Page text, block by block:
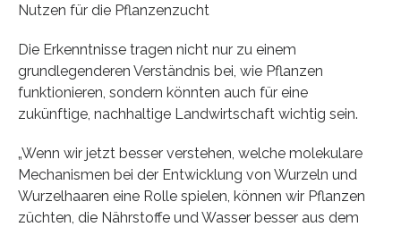
Nutzen für die Pflanzenzucht
Die Erkenntnisse tragen nicht nur zu einem
grundlegenderen Verständnis bei, wie Pflanzen
funktionieren, sondern könnten auch für eine
zukünftige, nachhaltige Landwirtschaft wichtig sein.
„Wenn wir jetzt besser verstehen, welche molekulare
Mechanismen bei der Entwicklung von Wurzeln und
Wurzelhaaren eine Rolle spielen, können wir Pflanzen
züchten, die Nährstoffe und Wasser besser aus dem